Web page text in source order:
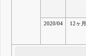
2020/04 12ヶ月